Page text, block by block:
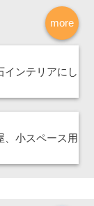
more
インテリアにし
、小スペース用